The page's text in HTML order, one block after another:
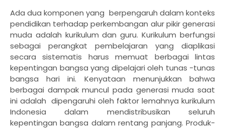
Ada dua komponen yang berpengaruh dalam konteks
pendidikan terhadap perkembangan alur pikir generasi
muda adalah kurikulum dan guru. Kurikulum berfungsi
sebagai perangkat pembelajaran yang diaplikasi
secara sistematis harus memuat berbagai lintas
kepentingan bangsa yang dipelajari oleh tunas -tunas
bangsa hari ini. Kenyataan menunjukkan bahwa
berbagai dampak muncul pada generasi muda saat
ini adalah dipengaruhi oleh faktor lemahnya kurikulum
Indonesia dalam mendistribusikan seluruh
kepentingan bangsa dalam rentang panjang. Produk-